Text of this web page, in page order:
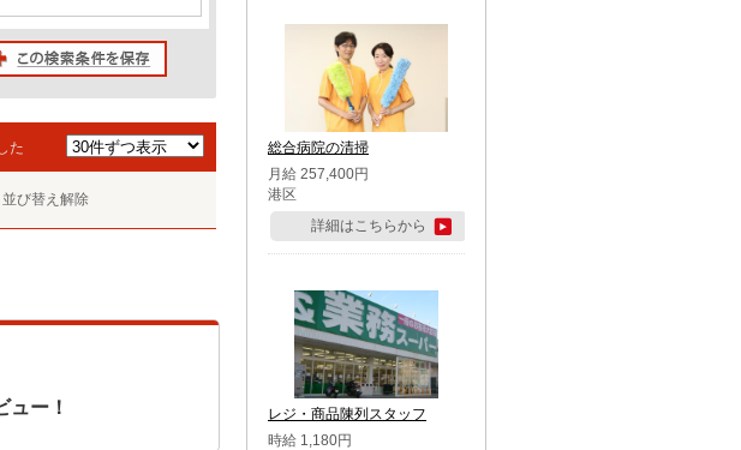
た
並び替え解除
ュー！
総合病院の清掃
月給 257,400円
港区
詳細はこちらから
レジ・商品陳列スタッフ
時給 1,180円